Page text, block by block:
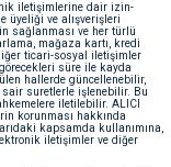
iletişimlerine dair izin-
üyeliği ve alışverişleri
sağlanması ve her türlü
mağaza kartı, kredi
ticari-sosyal iletişimler
süre ile kayda
hallerde güncellenebilir,
suretlerle işlenebilir. Bu
iletilebilir. ALICI
korunması hakkında
kapsamda kullanımına,
iletişimler ve diğer